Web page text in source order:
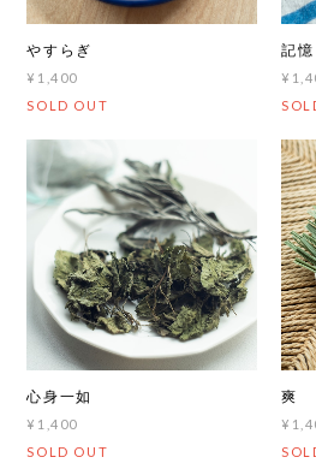
やすらぎ
¥1,400
SOLD OUT
記憶
心身一如
¥1,400
SOLD OUT
爽